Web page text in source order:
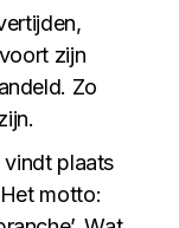
zijn
Zo
vindt plaats
motto: